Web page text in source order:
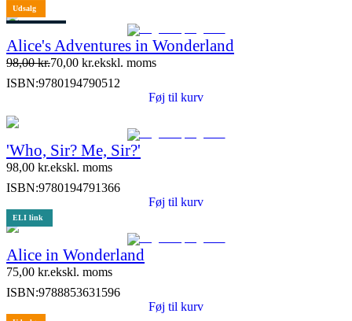
Udsalg
Alice's Adventures in Wonderland
98,00kr.70,00 kr.ekskl. moms
ISBN:9780194790512
Føj til kurv
'Who, Sir? Me, Sir?'
98,00 kr.ekskl. moms
ISBN:9780194791366
Føj til kurv
ELI link
Alice in Wonderland
75,00 kr.ekskl. moms
ISBN:9788853631596
Føj til kurv